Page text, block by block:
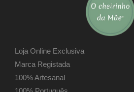
Loja Online Exclusiva
Marca Registada
100% Artesanal